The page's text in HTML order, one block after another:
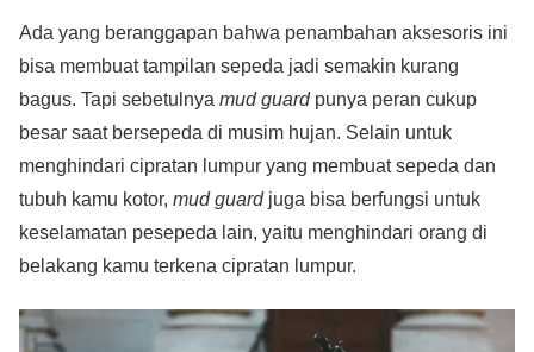
Ada yang beranggapan bahwa penambahan aksesoris ini
bisa membuat tampilan sepeda jadi semakin kurang
bagus. Tapi sebetulnya mud guardpunya peran cukup
besar saat bersepeda di musim hujan. Selain untuk
menghindari cipratan lumpur yang membuat sepeda dan
tubuh kamu kotor, mud guardjuga bisa berfungsi untuk
keselamatan pesepeda lain, yaitu menghindari orang di
belakang kamu terkena cipratan lumpur.